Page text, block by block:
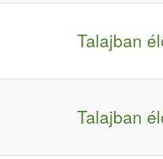
Talajban
Talajban